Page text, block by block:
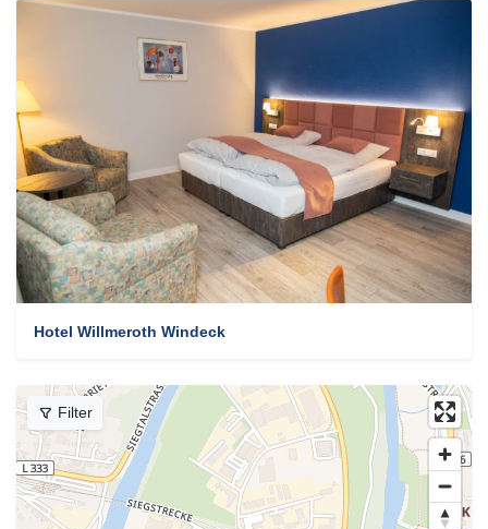
Hotel Willmeroth Windeck
Filter